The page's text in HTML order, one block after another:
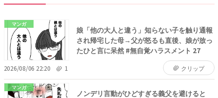
マンガ
娘「他の大人と違う」知らない子を触り通報
され帰宅した母→父が怒るも直後、娘が放っ
たひと言に呆然 #無自覚ハラスメント 27
2026/08/06 22:20 1 クリップ
マンガ
ノンデリ言動がひどすぎる義父を避けると